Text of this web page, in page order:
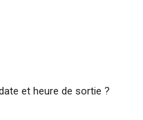
et heure de sortie ?